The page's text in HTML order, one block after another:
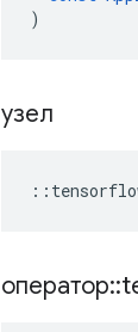
)
узел
::
оператор::